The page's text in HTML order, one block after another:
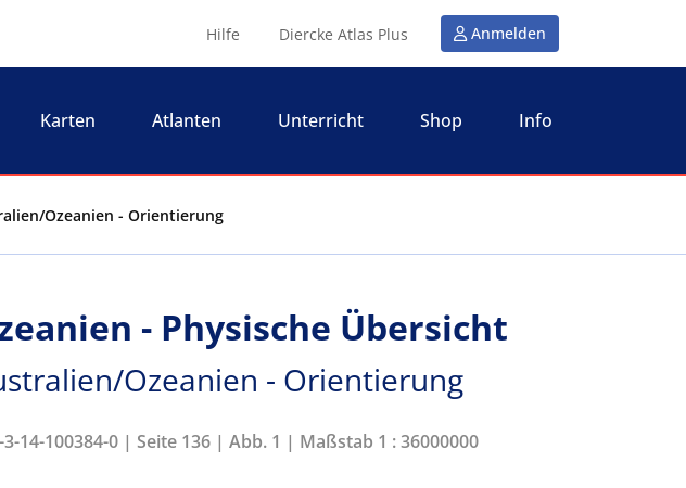
Hilfe Diercke Atlas Plus Anmelden
Karten Atlanten Unterricht Shop Info
Ozeanien - Orientierung
- Physische Übersicht
Ozeanien - Orientierung
3-14-100384-0 | Seite 136 | Abb. 1 | Maßstab 1 : 36000000